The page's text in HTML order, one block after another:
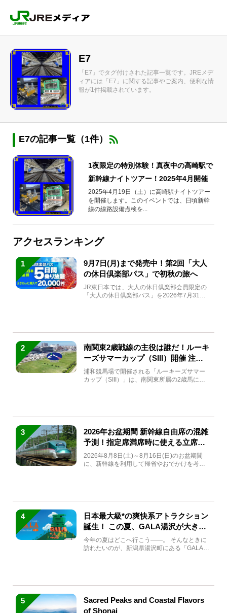
E7
「E7」でタグ付けされた記事一覧です。JREメデ
ィアには「E7」に関する記事やご案内、便利な情
報が1件掲載されています。
E7の記事一覧（1件）
1夜限定の特別体験！真夜中の高崎駅で
新幹線ナイトツアー！2025年4月開催
2025年4月19日（土）に高崎駅ナイトツアー
を開催します。このイベントでは、日頃新幹
線の線路設備点検を...
アクセスランキング
1
9月7日(月)まで発売中！第2回「大人
の休日倶楽部パス」で初秋の旅へ
JR東日本では、大人の休日倶楽部会員限定の
「大人の休日倶楽部パス」を2026年7月31日
2
南関東2歳戦線の主役は誰だ！ルーキ
ーズサマーカップ（SIII）開催 注目
馬と見どころをチェック
浦和競馬場で開催される「ルーキーズサマー
カップ（SIII）」は、南関東所属の2歳馬によ
3
2026年お盆期間 新幹線自由席の混雑
予測！指定席満席時に使える立席特
急券も解説
2026年8月8日(土)～8月16日(日)のお盆期間
に、新幹線を利用して帰省やおでかけを考え
4
日本最大級*の爽快系アトラクション
誕生！ この夏、GALA湯沢が大きく
生まれ変わる
今年の夏はどこへ行こう――。 そんなときに
訪れたいのが、新潟県湯沢町にある「GALA湯
5
Sacred Peaks and Coastal Flavors
of Shonai